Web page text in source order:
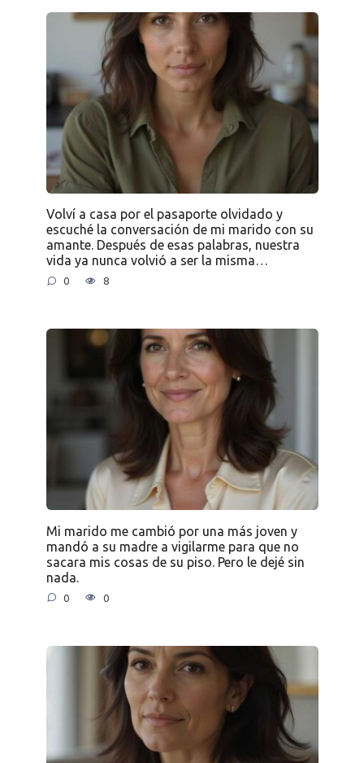
Volví a casa por el pasaporte olvidado y
escuché la conversación de mi marido con su
amante. Después de esas palabras, nuestra
vida ya nunca volvió a ser la misma…
0 8
Mi marido me cambió por una más joven y
mandó a su madre a vigilarme para que no
sacara mis cosas de su piso. Pero le dejé sin
nada.
0 0